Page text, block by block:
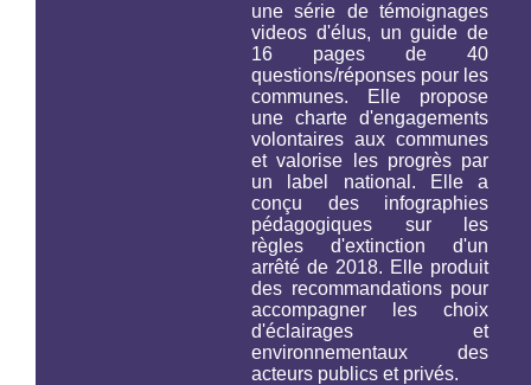
une série de témoignages
videos d'élus, un guide de
16 pages de 40
questions/réponses pour les
communes. Elle propose
une charte d'engagements
volontaires aux communes
et valorise les progrès par
un label national. Elle a
conçu des infographies
pédagogiques sur les
règles d'extinction d'un
arrêté de 2018. Elle produit
des recommandations pour
accompagner les choix
d'éclairages et
environnementaux des
acteurs publics et privés.